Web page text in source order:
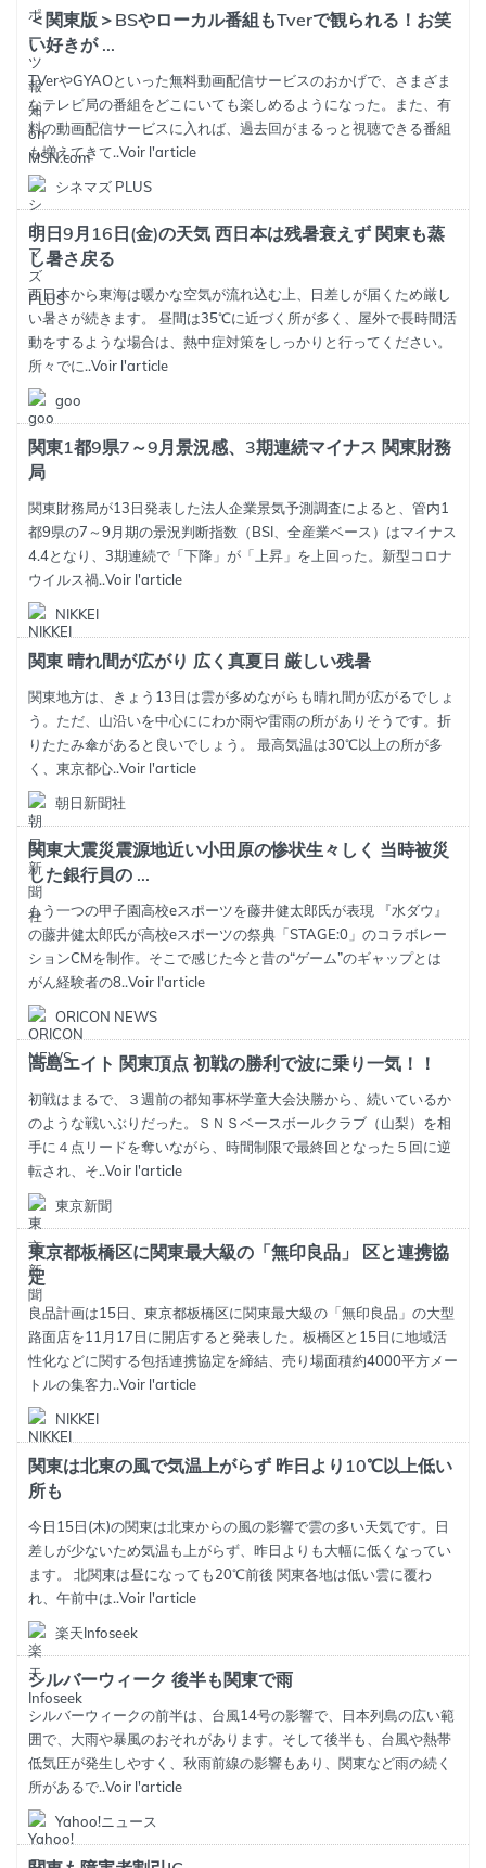
＜関東版＞BSやローカル番組もTverで観られる！お笑
い好きが ...
TVerやGYAOといった無料動画配信サービスのおかげで、さまざま
なテレビ局の番組をどこにいても楽しめるようになった。また、有
料の動画配信サービスに入れば、過去回がまるっと視聴できる番組
も増えてきて..Voir l'article
シネマズ PLUS
明日9月16日(金)の天気 西日本は残暑衰えず 関東も蒸
し暑さ戻る
西日本から東海は暖かな空気が流れ込む上、日差しが届くため厳し
い暑さが続きます。 昼間は35℃に近づく所が多く、屋外で長時間活
動をするような場合は、熱中症対策をしっかりと行ってください。
所々でに..Voir l'article
goo
関東1都9県7～9月景況感、3期連続マイナス 関東財務
局
関東財務局が13日発表した法人企業景気予測調査によると、管内1
都9県の7～9月期の景況判断指数（BSI、全産業ベース）はマイナス
4.4となり、3期連続で「下降」が「上昇」を上回った。新型コロナ
ウイルス禍..Voir l'article
NIKKEI
関東 晴れ間が広がり 広く真夏日 厳しい残暑
関東地方は、きょう13日は雲が多めながらも晴れ間が広がるでしょ
う。ただ、山沿いを中心ににわか雨や雷雨の所がありそうです。折
りたたみ傘があると良いでしょう。 最高気温は30℃以上の所が多
く、東京都心..Voir l'article
朝日新聞社
関東大震災震源地近い小田原の惨状生々しく 当時被災
した銀行員の ...
もう一つの甲子園高校eスポーツを藤井健太郎氏が表現 『水ダウ』
の藤井健太郎氏が高校eスポーツの祭典「STAGE:0」のコラボレー
ションCMを制作。そこで感じた今と昔の“ゲーム”のギャップとは
がん経験者の8..Voir l'article
ORICON NEWS
高島エイト 関東頂点 初戦の勝利で波に乗り一気！！
初戦はまるで、３週前の都知事杯学童大会決勝から、続いているか
のような戦いぶりだった。ＳＮＳベースボールクラブ（山梨）を相
手に４点リードを奪いながら、時間制限で最終回となった５回に逆
転され、そ..Voir l'article
東京新聞
東京都板橋区に関東最大級の「無印良品」 区と連携協
定
良品計画は15日、東京都板橋区に関東最大級の「無印良品」の大型
路面店を11月17日に開店すると発表した。板橋区と15日に地域活
性化などに関する包括連携協定を締結、売り場面積約4000平方メー
トルの集客力..Voir l'article
NIKKEI
関東は北東の風で気温上がらず 昨日より10℃以上低い
所も
今日15日(木)の関東は北東からの風の影響で雲の多い天気です。日
差しが少ないため気温も上がらず、昨日よりも大幅に低くなってい
ます。 北関東は昼になっても20℃前後 関東各地は低い雲に覆わ
れ、午前中は..Voir l'article
楽天Infoseek
シルバーウィーク 後半も関東で雨
シルバーウィークの前半は、台風14号の影響で、日本列島の広い範
囲で、大雨や暴風のおそれがあります。そして後半も、台風や熱帯
低気圧が発生しやすく、秋雨前線の影響もあり、関東など雨の続く
所があるで..Voir l'article
Yahoo!ニュース